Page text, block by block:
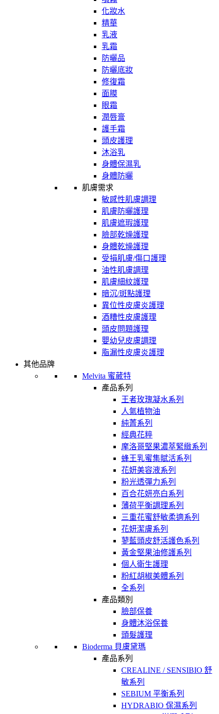
化妝水
精華
乳液
乳霜
防曬品
防曬底妝
修復霜
面膜
眼霜
潤唇膏
護手霜
頭皮護理
沐浴乳
身體保濕乳
身體防曬
肌膚需求
敏感性肌膚調理
肌膚防曬護理
肌膚遮瑕護理
臉部乾燥護理
身體乾燥護理
受損肌膚/傷口護理
油性肌膚調理
肌膚細紋護理
暗沉/斑點護理
異位性皮膚炎護理
酒糟性皮膚護理
頭皮問題護理
嬰幼兒皮膚調理
脂漏性皮膚炎護理
其他品牌
Melvita 蜜葳特
產品系列
王者玫瑰凝水系列
人氣植物油
純菁系列
經典花粹
摩洛哥堅果濃萃緊緻系列
蜂王乳蜜集賦活系列
花妍美容液系列
粉光透彈力系列
百合花妍亮白系列
薄荷平衡調理系列
三重花蜜舒敏柔適系列
花妍潔膚系列
蓼藍頭皮舒活護色系列
黃金堅果油修護系列
個人衛生護理
粉紅胡椒美體系列
全系列
產品類別
臉部保養
身體沐浴保養
頭髮護理
Bioderma 貝膚黛瑪
產品系列
CREALINE / SENSIBIO 舒
敏系列
SEBIUM 平衡系列
HYDRABIO 保濕系列